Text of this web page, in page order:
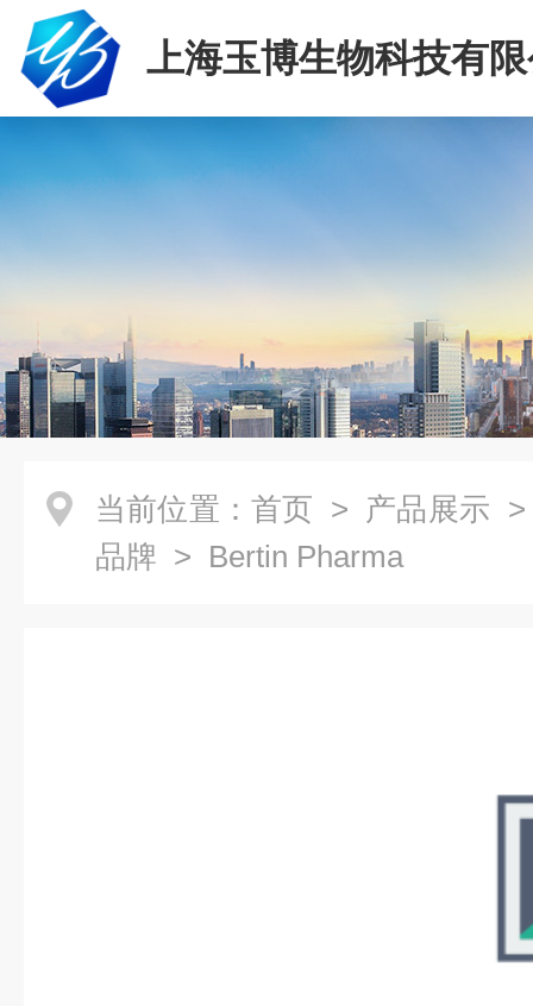
上海玉博生物科技有
当前位置： 首页 > 产品展示
品牌 > Bertin Pharma